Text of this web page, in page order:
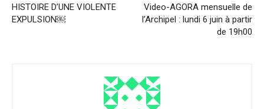
HISTOIRE D’UNE VIOLENTE
EXPULSION￼
Video-AGORA mensuelle de
l’Archipel : lundi 6 juin à partir
de 19h00